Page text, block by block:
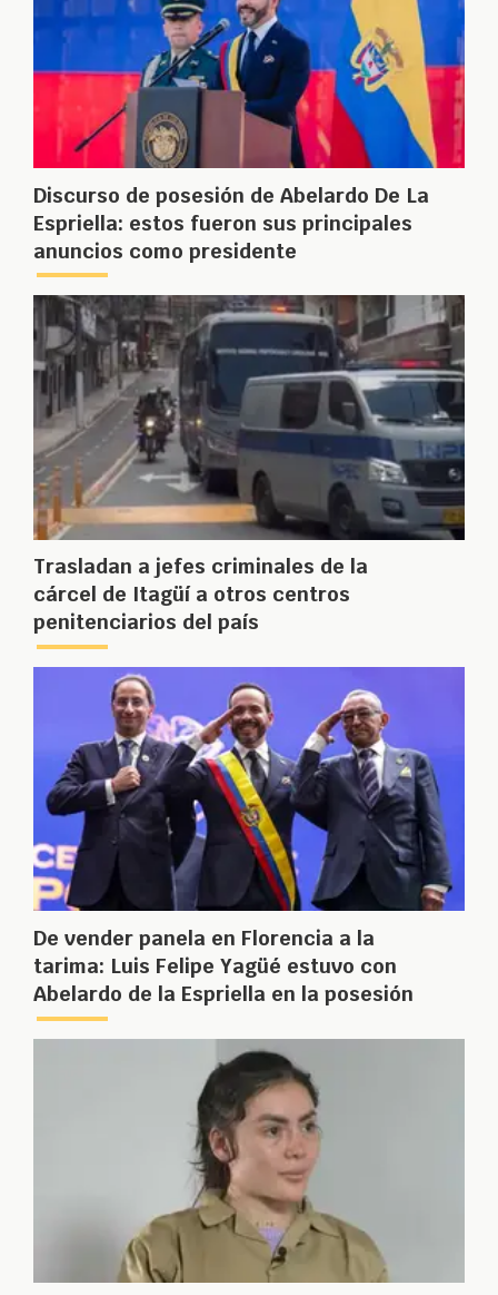
Discurso de posesión de Abelardo De La
Espriella: estos fueron sus principales
anuncios como presidente
Trasladan a jefes criminales de la
cárcel de Itagüí a otros centros
penitenciarios del país
De vender panela en Florencia a la
tarima: Luis Felipe Yagüé estuvo con
Abelardo de la Espriella en la posesión